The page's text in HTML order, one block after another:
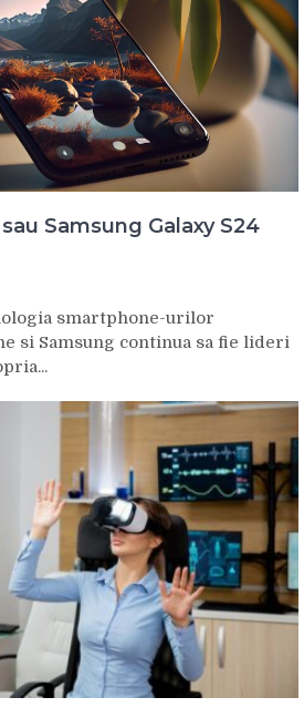
Samsung Galaxy S24
smartphone-urilor
si Samsung continua sa fie lideri